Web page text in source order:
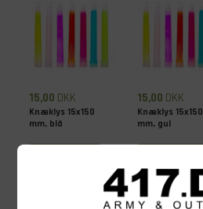
15,00 DKK
Knæklys 15x150
mm, blå
15,00 DKK
Knæklys 15x150
mm, gul